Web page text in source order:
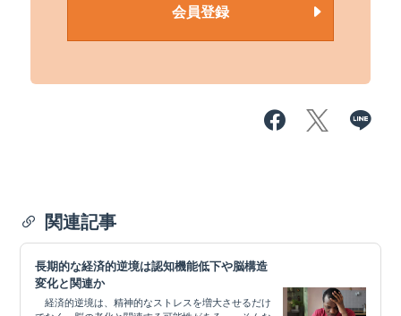
会員登録
関連記事
長期的な経済的逆境は認知機能低下や脳構造
変化と関連か
経済的逆境は、精神的なストレスを増大させるだけ